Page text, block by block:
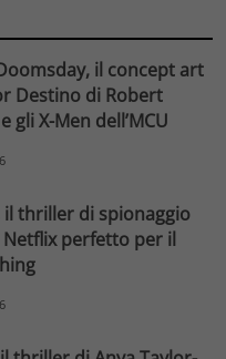
il concept art
Destino di Robert
gli X-Men dell’MCU
thriller di spionaggio
perfetto per il